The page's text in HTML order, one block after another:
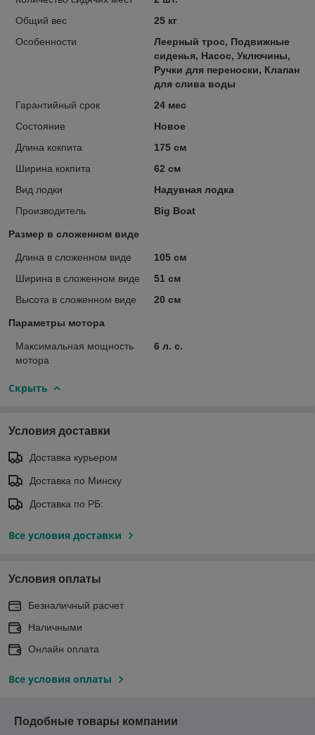
Общий вес
25 кг
Особенности
Леерный трос, Подвижные
сиденья, Насос, Уключины,
Ручки для переноски, Клапан
для слива воды
Гарантийный срок
24 мес
Состояние
Новое
Длина кокпита
175 см
Ширина кокпита
62 см
Вид лодки
Надувная лодка
Производитель
Big Boat
Размер в сложенном виде
Длина в сложенном виде
105 см
Ширина в сложенном виде
51 см
Высота в сложенном виде
20 см
Параметры мотора
Максимальная мощность
мотора
6 л. с.
Скрыть
Условия доставки
Доставка курьером
Доставка по Минску
Доставка по РБ:
Все условия доставки
Условия оплаты
Безналичный расчет
Наличными
Онлайн оплата
Все условия оплаты
Подобные товары компании